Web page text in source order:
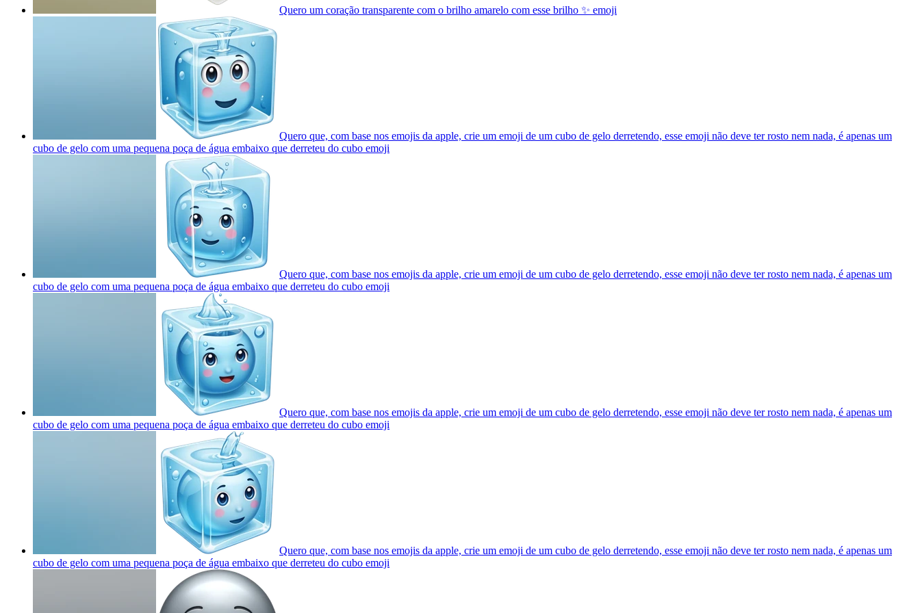
Quero um coração transparente com o brilho amarelo com esse brilho ✨ emoji
Quero que, com base nos emojis da apple, crie um emoji de um cubo de gelo derretendo, esse emoji não deve ter rosto nem nada, é apenas um
cubo de gelo com uma pequena poça de água embaixo que derreteu do cubo emoji
Quero que, com base nos emojis da apple, crie um emoji de um cubo de gelo derretendo, esse emoji não deve ter rosto nem nada, é apenas um
cubo de gelo com uma pequena poça de água embaixo que derreteu do cubo emoji
Quero que, com base nos emojis da apple, crie um emoji de um cubo de gelo derretendo, esse emoji não deve ter rosto nem nada, é apenas um
cubo de gelo com uma pequena poça de água embaixo que derreteu do cubo emoji
Quero que, com base nos emojis da apple, crie um emoji de um cubo de gelo derretendo, esse emoji não deve ter rosto nem nada, é apenas um
cubo de gelo com uma pequena poça de água embaixo que derreteu do cubo emoji